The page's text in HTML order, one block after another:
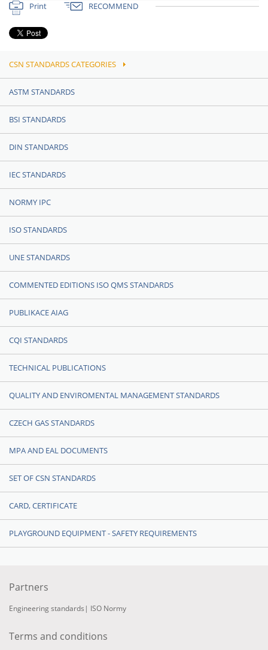
Print RECOMMEND
CSN STANDARDS CATEGORIES
ASTM STANDARDS
BSI STANDARDS
DIN STANDARDS
IEC STANDARDS
NORMY IPC
ISO STANDARDS
UNE STANDARDS
COMMENTED EDITIONS ISO QMS STANDARDS
PUBLIKACE AIAG
CQI STANDARDS
TECHNICAL PUBLICATIONS
QUALITY AND ENVIROMENTAL MANAGEMENT STANDARDS
CZECH GAS STANDARDS
MPA AND EAL DOCUMENTS
SET OF CSN STANDARDS
CARD, CERTIFICATE
PLAYGROUND EQUIPMENT - SAFETY REQUIREMENTS
Partners
Engineering standards | ISO Normy
Terms and conditions